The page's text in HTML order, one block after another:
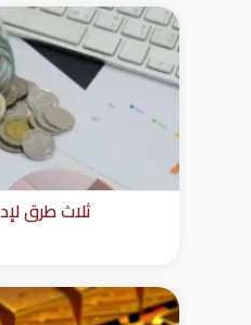
ثلاث طرق